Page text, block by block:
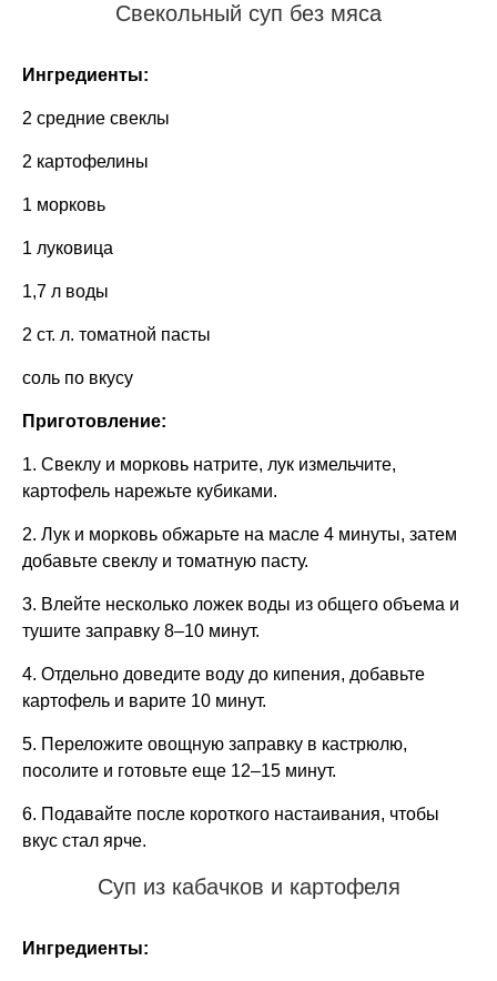
Свекольный суп без мяса
Ингредиенты:
2 средние свеклы
2 картофелины
1 морковь
1 луковица
1,7 л воды
2 ст. л. томатной пасты
соль по вкусу
Приготовление:
1. Свеклу и морковь натрите, лук измельчите,
картофель нарежьте кубиками.
2. Лук и морковь обжарьте на масле 4 минуты, затем
добавьте свеклу и томатную пасту.
3. Влейте несколько ложек воды из общего объема и
тушите заправку 8–10 минут.
4. Отдельно доведите воду до кипения, добавьте
картофель и варите 10 минут.
5. Переложите овощную заправку в кастрюлю,
посолите и готовьте еще 12–15 минут.
6. Подавайте после короткого настаивания, чтобы
вкус стал ярче.
Суп из кабачков и картофеля
Ингредиенты: